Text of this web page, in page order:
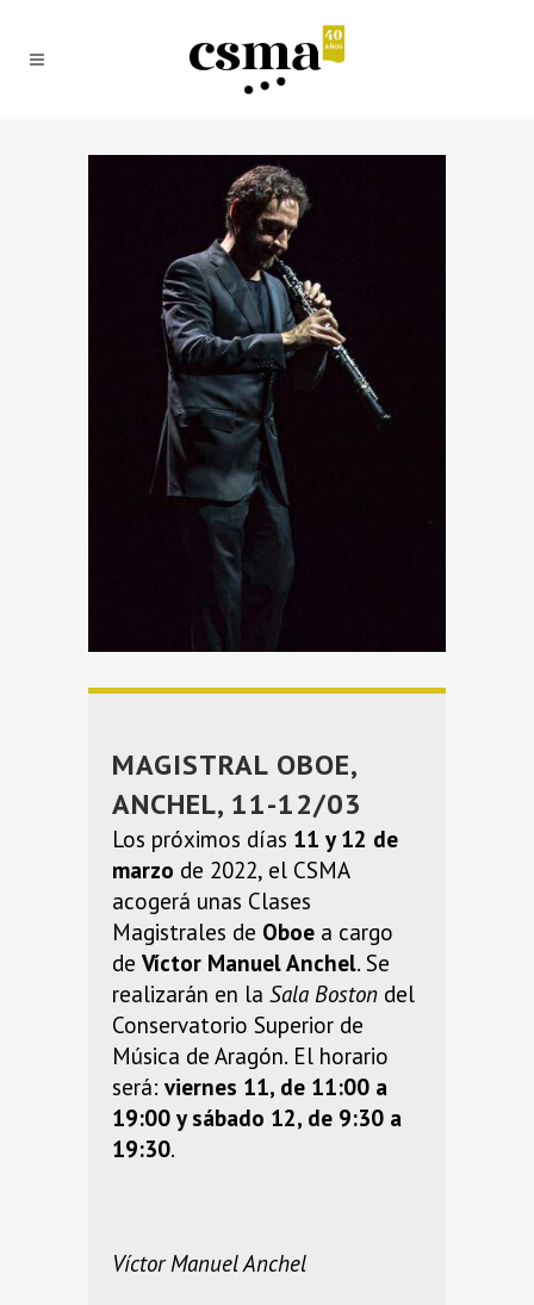
MAGISTRAL OBOE,
ANCHEL, 11-12/03
Los próximos días 11 y 12 de
marzo de 2022, el CSMA
acogerá unas Clases
Magistrales de Oboe a cargo
de Víctor Manuel Anchel. Se
realizarán en la Sala Boston del
Conservatorio Superior de
Música de Aragón. El horario
será: viernes 11, de 11:00 a
19:00 y sábado 12, de 9:30 a
19:30.
Víctor Manuel Anchel